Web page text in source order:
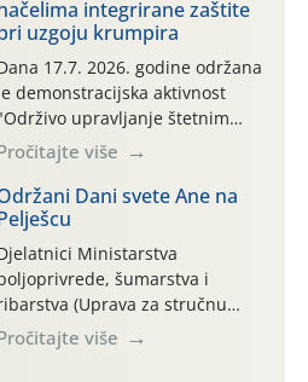
sredstva za zaštitu bilja
(npr. ambalaža od mineralnih
se ne prihvaća.
je osiguran
povrat prazne
isključivo ovih tvrtki:
MAKS, AGRONOM,
TKI* (PINUS […]
integrirane zaštite
uzgoju krumpira
17.7. 2026. godine održana
demonstracijska aktivnost
upravljanje štetnim
prema načelima
integrirane zaštite pri uzgoju
na pokusnom polju
kraj naselja Belica
parcela ID 2445031)
dio Međimurske
više
Dani svete Ane na
Ministarstva
šumarstva i
(Uprava za stručnu
razvoju poljoprivrede)
sudjelovali su na tradicionalnom
više